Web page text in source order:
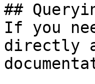
##
If you
directly